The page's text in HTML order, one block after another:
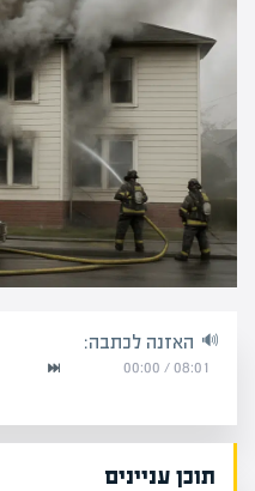
האזנה לכתבה:
08:01
/
00:00
תוכן עניינים